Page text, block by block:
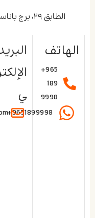
الطابق ٢٩، برج باناسونيك، شارع فهد السالم،الكويت
الهاتف
+965
189
9998
+9651899998
ي